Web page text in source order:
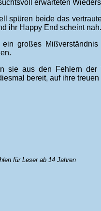
erwarteten
spüren beide das
ihr Happy End scheint nah.
ein großes
sie aus den Fehlern der
bereit, auf ihre
für Leser ab 14 Jahren